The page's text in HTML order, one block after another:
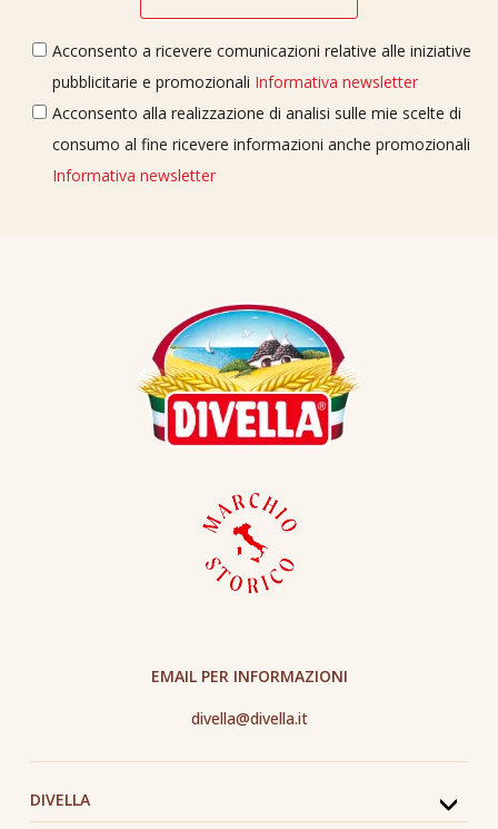
Acconsento a ricevere comunicazioni relative alle iniziative
pubblicitarie e promozionali Informativa newsletter
Acconsento alla realizzazione di analisi sulle mie scelte di
consumo al fine ricevere informazioni anche promozionali
Informativa newsletter
DIVELLA
EMAIL PER INFORMAZIONI
divella@divella.it